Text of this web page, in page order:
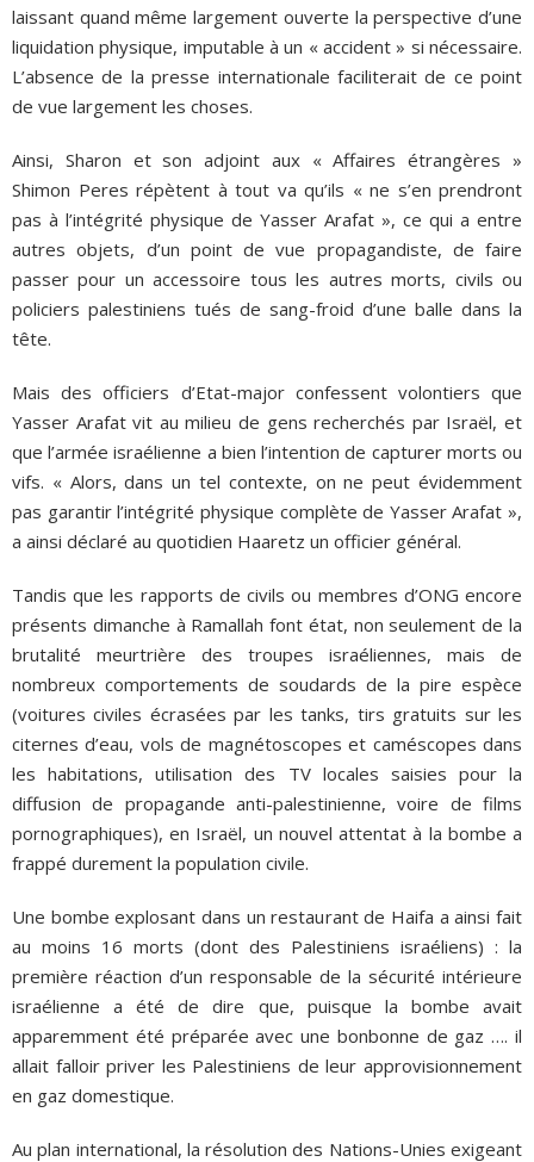
laissant quand même largement ouverte la perspective d’une
liquidation physique, imputable à un « accident » si nécessaire.
L’absence de la presse internationale faciliterait de ce point
de vue largement les choses.
Ainsi, Sharon et son adjoint aux « Affaires étrangères »
Shimon Peres répètent à tout va qu’ils « ne s’en prendront
pas à l’intégrité physique de Yasser Arafat », ce qui a entre
autres objets, d’un point de vue propagandiste, de faire
passer pour un accessoire tous les autres morts, civils ou
policiers palestiniens tués de sang-froid d’une balle dans la
tête.
Mais des officiers d’Etat-major confessent volontiers que
Yasser Arafat vit au milieu de gens recherchés par Israël, et
que l’armée israélienne a bien l’intention de capturer morts ou
vifs. « Alors, dans un tel contexte, on ne peut évidemment
pas garantir l’intégrité physique complète de Yasser Arafat »,
a ainsi déclaré au quotidien Haaretz un officier général.
Tandis que les rapports de civils ou membres d’ONG encore
présents dimanche à Ramallah font état, non seulement de la
brutalité meurtrière des troupes israéliennes, mais de
nombreux comportements de soudards de la pire espèce
(voitures civiles écrasées par les tanks, tirs gratuits sur les
citernes d’eau, vols de magnétoscopes et caméscopes dans
les habitations, utilisation des TV locales saisies pour la
diffusion de propagande anti-palestinienne, voire de films
pornographiques), en Israël, un nouvel attentat à la bombe a
frappé durement la population civile.
Une bombe explosant dans un restaurant de Haifa a ainsi fait
au moins 16 morts (dont des Palestiniens israéliens) : la
première réaction d’un responsable de la sécurité intérieure
israélienne a été de dire que, puisque la bombe avait
apparemment été préparée avec une bonbonne de gaz …. il
allait falloir priver les Palestiniens de leur approvisionnement
en gaz domestique.
Au plan international, la résolution des Nations-Unies exigeant